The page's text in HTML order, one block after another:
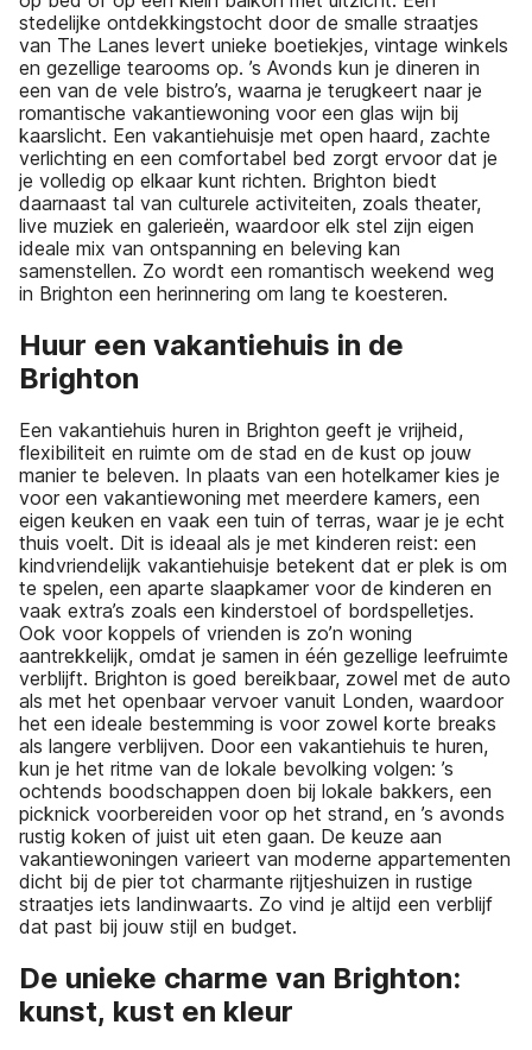
stedelijke ontdekkingstocht door de smalle straatjes
van The Lanes levert unieke boetiekjes, vintage winkels
en gezellige tearooms op. ’s Avonds kun je dineren in
een van de vele bistro’s, waarna je terugkeert naar je
romantische vakantiewoning voor een glas wijn bij
kaarslicht. Een vakantiehuisje met open haard, zachte
verlichting en een comfortabel bed zorgt ervoor dat je
je volledig op elkaar kunt richten. Brighton biedt
daarnaast tal van culturele activiteiten, zoals theater,
live muziek en galerieën, waardoor elk stel zijn eigen
ideale mix van ontspanning en beleving kan
samenstellen. Zo wordt een romantisch weekend weg
in Brighton een herinnering om lang te koesteren.
Huur een vakantiehuis in de
Brighton
Een vakantiehuis huren in Brighton geeft je vrijheid,
flexibiliteit en ruimte om de stad en de kust op jouw
manier te beleven. In plaats van een hotelkamer kies je
voor een vakantiewoning met meerdere kamers, een
eigen keuken en vaak een tuin of terras, waar je je echt
thuis voelt. Dit is ideaal als je met kinderen reist: een
kindvriendelijk vakantiehuisje betekent dat er plek is om
te spelen, een aparte slaapkamer voor de kinderen en
vaak extra’s zoals een kinderstoel of bordspelletjes.
Ook voor koppels of vrienden is zo’n woning
aantrekkelijk, omdat je samen in één gezellige leefruimte
verblijft. Brighton is goed bereikbaar, zowel met de auto
als met het openbaar vervoer vanuit Londen, waardoor
het een ideale bestemming is voor zowel korte breaks
als langere verblijven. Door een vakantiehuis te huren,
kun je het ritme van de lokale bevolking volgen: ’s
ochtends boodschappen doen bij lokale bakkers, een
picknick voorbereiden voor op het strand, en ’s avonds
rustig koken of juist uit eten gaan. De keuze aan
vakantiewoningen varieert van moderne appartementen
dicht bij de pier tot charmante rijtjeshuizen in rustige
straatjes iets landinwaarts. Zo vind je altijd een verblijf
dat past bij jouw stijl en budget.
De unieke charme van Brighton:
kunst, kust en kleur